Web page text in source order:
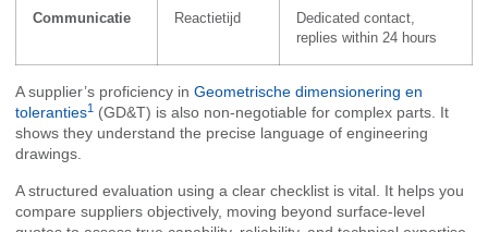
Communicatie Reactietijd
Dedicated contact,
replies within 24 hours
A supplier’s proficiency in Geometrische dimensionering en
toleranties1 (GD&T) is also non-negotiable for complex parts. It
shows they understand the precise language of engineering
drawings.
A structured evaluation using a clear checklist is vital. It helps you
compare suppliers objectively, moving beyond surface-level